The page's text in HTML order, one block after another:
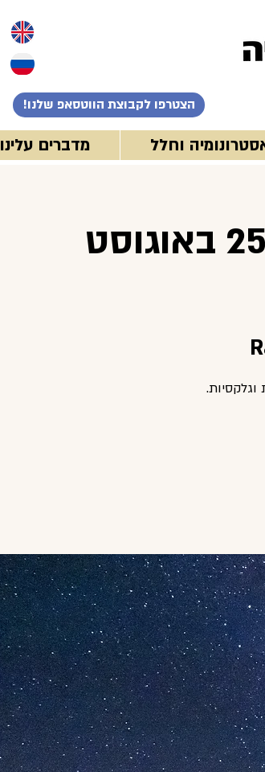
!הצטרפו לקבוצת הווטסאפ שלנו
וחלל מדברים עלינו
תצפית אסטרונומית במדבר 25 באוגוסט
וגלקסיות.